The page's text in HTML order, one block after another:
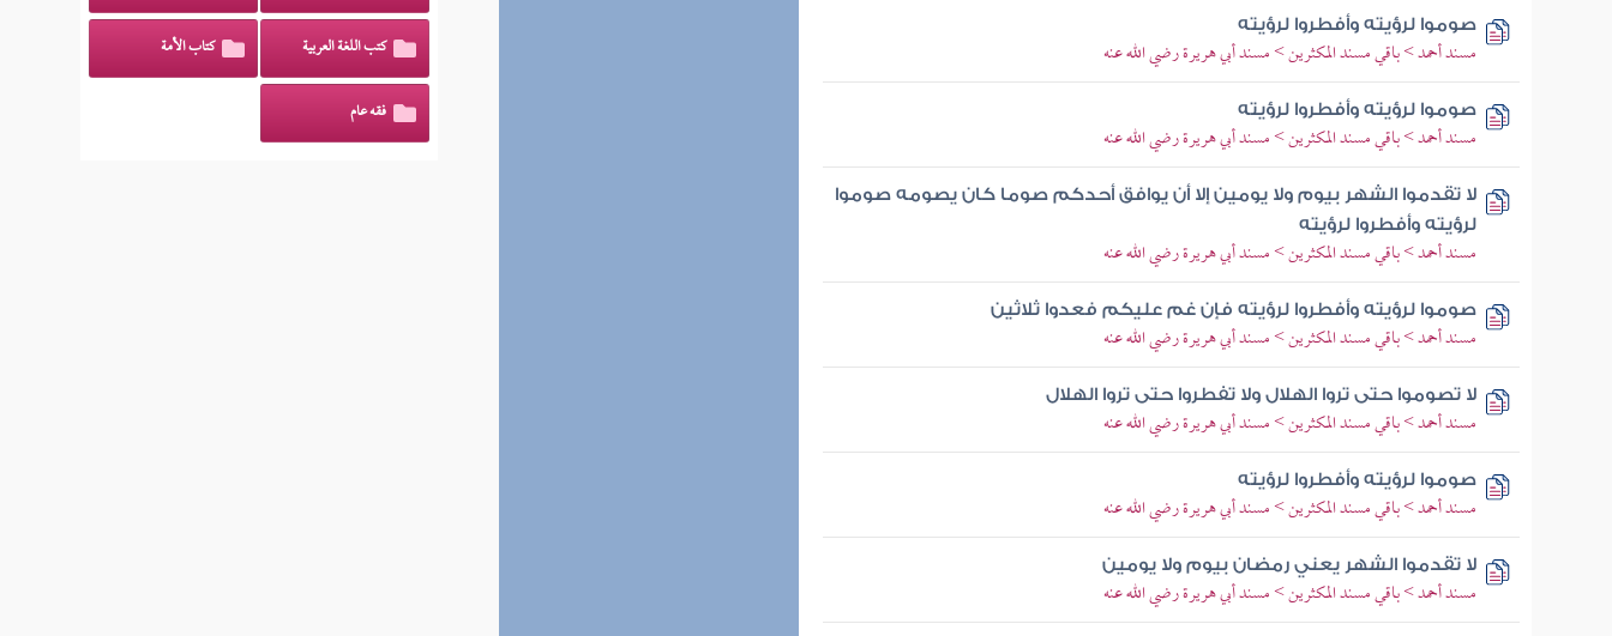
صوموا لرؤيته وأفطروا لرؤيته
مسند أحمد > باقي مسند المكثرين > مسند أبي هريرة رضي الله عنه
صوموا لرؤيته وأفطروا لرؤيته
مسند أحمد > باقي مسند المكثرين > مسند أبي هريرة رضي الله عنه
لا تقدموا الشهر بيوم ولا يومين إلا أن يوافق أحدكم صوما كان يصومه صوموا
لرؤيته وأفطروا لرؤيته
مسند أحمد > باقي مسند المكثرين > مسند أبي هريرة رضي الله عنه
صوموا لرؤيته وأفطروا لرؤيته فإن غم عليكم فعدوا ثلاثين
مسند أحمد > باقي مسند المكثرين > مسند أبي هريرة رضي الله عنه
لا تصوموا حتى تروا الهلال ولا تفطروا حتى تروا الهلال
مسند أحمد > باقي مسند المكثرين > مسند أبي هريرة رضي الله عنه
صوموا لرؤيته وأفطروا لرؤيته
مسند أحمد > باقي مسند المكثرين > مسند أبي هريرة رضي الله عنه
لا تقدموا الشهر يعني رمضان بيوم ولا يومين
مسند أحمد > باقي مسند المكثرين > مسند أبي هريرة رضي الله عنه
كتب اللغة العربية كتاب الأمة
فقه عام